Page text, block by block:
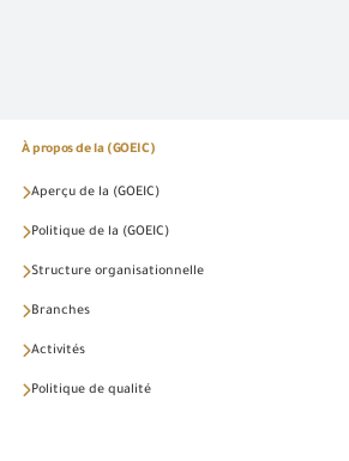
À propos de la (GOEIC)
Aperçu de la (GOEIC)
Politique de la (GOEIC)
Structure organisationnelle
Branches
Activités
Politique de qualité